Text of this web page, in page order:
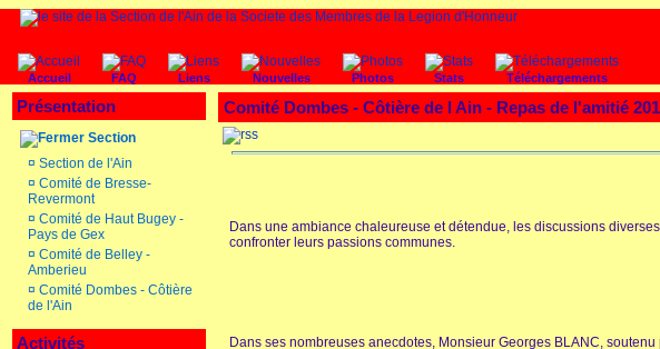
Accueil FAQ Liens Nouvelles Photos Stats Téléchargements
Présentation
Section
¤ Section de l'Ain
¤ Comité de Bresse-
Revermont
¤ Comité de Haut Bugey -
Pays de Gex
¤ Comité de Belley -
Amberieu
¤ Comité Dombes - Côtière
de l'Ain
Activités
Comité Dombes - Côtière de l Ain - Repas de l'amitié
Dans une ambiance chaleureuse et détendue, les discussions
confronter leurs passions communes.
Dans ses nombreuses anecdotes, Monsieur Georges BLANC,